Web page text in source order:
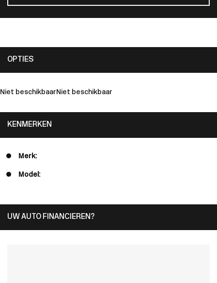
OPTIES
Niet beschikbaar Niet beschikbaar
KENMERKEN
Merk:
Model:
UW AUTO FINANCIEREN?